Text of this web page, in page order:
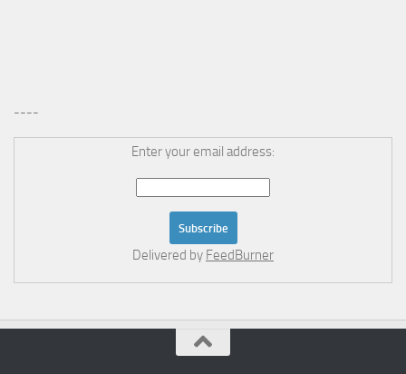
----
Enter your email address:
Delivered by FeedBurner